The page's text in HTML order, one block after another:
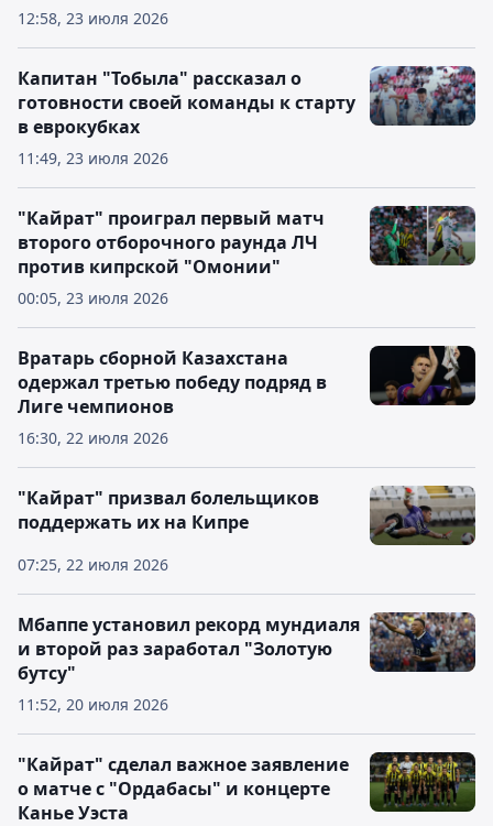
12:58, 23 июля 2026
11:49, 23 июля 2026
Капитан "Тобыла" рассказал о
готовности своей команды к старту
в еврокубках
00:05, 23 июля 2026
"Кайрат" проиграл первый матч
второго отборочного раунда ЛЧ
против кипрской "Омонии"
16:30, 22 июля 2026
Вратарь сборной Казахстана
одержал третью победу подряд в
Лиге чемпионов
07:25, 22 июля 2026
"Кайрат" призвал болельщиков
поддержать их на Кипре
11:52, 20 июля 2026
Мбаппе установил рекорд мундиаля
и второй раз заработал "Золотую
бутсу"
"Кайрат" сделал важное заявление
о матче с "Ордабасы" и концерте
Канье Уэста